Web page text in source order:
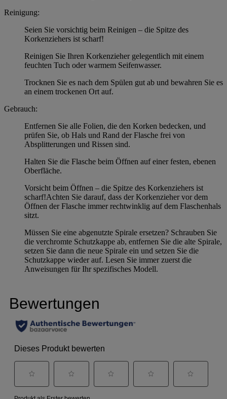
Reinigung:
Seien Sie vorsichtig beim Reinigen – die Spitze des
Korkenziehers ist scharf!
Reinigen Sie Ihren Korkenzieher gelegentlich mit einem
feuchten Tuch oder warmem Seifenwasser.
Trocknen Sie es nach dem Spülen gut ab und bewahren Sie es
an einem trockenen Ort auf.
Gebrauch:
Entfernen Sie alle Folien, die den Korken bedecken, und
prüfen Sie, ob Hals und Rand der Flasche frei von
Absplitterungen und Rissen sind.
Halten Sie die Flasche beim Öffnen auf einer festen, ebenen
Oberfläche.
Vorsicht beim Öffnen – die Spitze des Korkenziehers ist
scharf!Achten Sie darauf, dass der Korkenzieher vor dem
Öffnen der Flasche immer rechtwinklig auf dem Flaschenhals
sitzt.
Müssen Sie eine abgenutzte Spirale ersetzen? Schrauben Sie
die verchromte Schutzkappe ab, entfernen Sie die alte Spirale,
setzen Sie dann die neue Spirale ein und setzen Sie die
Schutzkappe wieder auf. Lesen Sie immer zuerst die
Anweisungen für Ihr spezifisches Modell.